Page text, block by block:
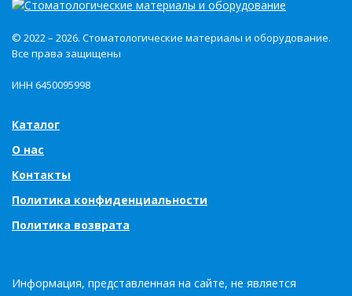
© 2022 – 2026. Стоматологические материалы и оборудование.
Все права защищены
ИНН 6450095998
Каталог
О нас
Контакты
Политика конфиденциальности
Политика возврата
Информация, представленная на сайте, не является